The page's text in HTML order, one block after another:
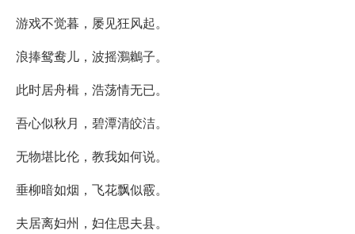
游戏不觉暮，屡见狂风起。
浪捧鸳鸯儿，波摇鸂鶒子。
此时居舟楫，浩荡情无已。
吾心似秋月，碧潭清皎洁。
无物堪比伦，教我如何说。
垂柳暗如烟，飞花飘似霰。
夫居离妇州，妇住思夫县。